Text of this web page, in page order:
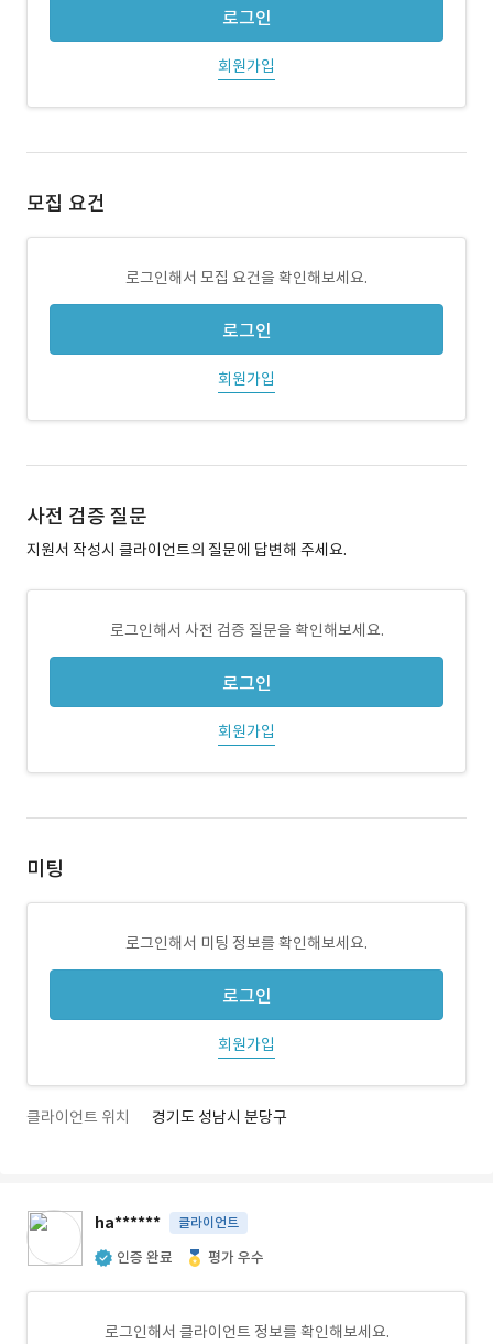
로그인
회원가입
모집 요건
로그인해서 모집 요건을 확인해보세요.
로그인
회원가입
사전 검증 질문
지원서 작성시 클라이언트의 질문에 답변해 주세요.
로그인해서 사전 검증 질문을 확인해보세요.
로그인
회원가입
미팅
로그인해서 미팅 정보를 확인해보세요.
로그인
회원가입
클라이언트 위치 경기도 성남시 분당구
ha****** 클라이언트
인증 완료 평가 우수
로그인해서 클라이언트 정보를 확인해보세요.